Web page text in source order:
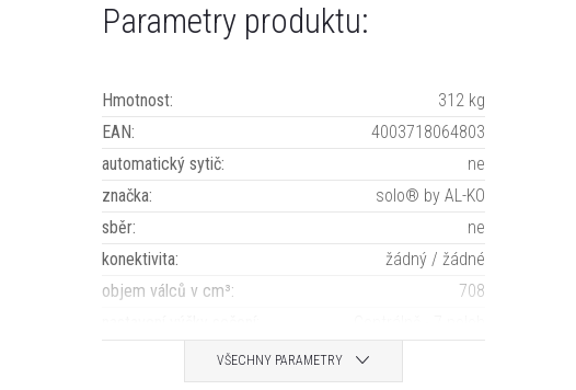
Parametry produktu:
Hmotnost:
312 kg
EAN:
4003718064803
automatický sytič:
ne
značka:
solo® by AL-KO
sběr:
ne
konektivita:
žádný / žádné
objem válců v cm³:
708
VŠECHNY PARAMETRY